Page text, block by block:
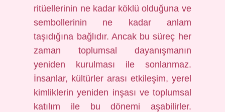
ritüellerinin ne kadar köklü olduğuna ve
sembollerinin ne kadar anlam
taşıdığına bağlıdır. Ancak bu süreç her
zaman toplumsal dayanışmanın
yeniden kurulması ile sonlanmaz.
İnsanlar, kültürler arası etkileşim, yerel
kimliklerin yeniden inşası ve toplumsal
katılım ile bu dönemi aşabilirler.